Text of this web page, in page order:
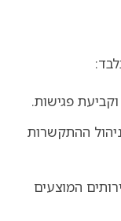
פגישות.
ההתקשרות
המוצעים